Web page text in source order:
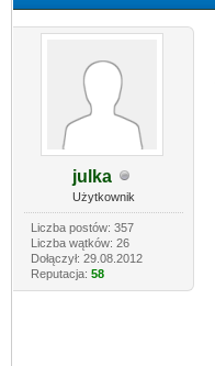
julka
Użytkownik
Liczba postów: 357
Liczba wątków: 26
Dołączył: 29.08.2012
Reputacja: 58